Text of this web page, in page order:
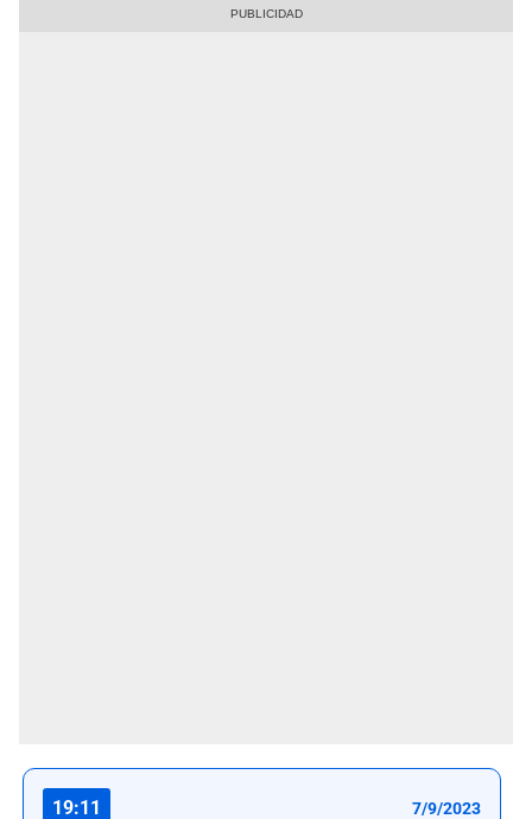
19:11 7/9/2023